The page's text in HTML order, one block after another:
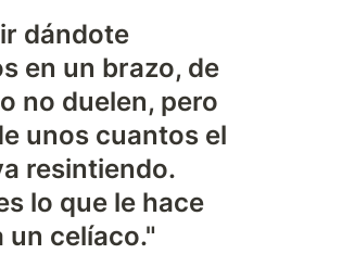
dándote
en un brazo, de
no duelen, pero
unos cuantos el
resintiendo.
lo que le hace
un celíaco."